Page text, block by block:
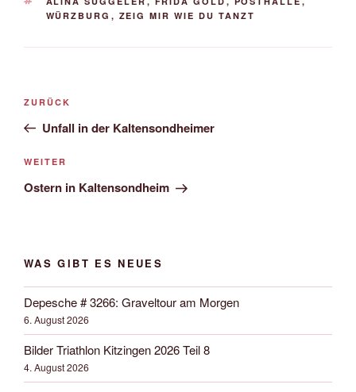
WÜRZBURG , ZEIG MIR WIE DU TANZT
Beitrags-
Vorheriger
Beitrag
ZURÜCK
Unfall in der Kaltensondheimer
Nächster
Beitrag
WEITER
Ostern in Kaltensondheim
WAS GIBT ES NEUES
Depesche # 3266: Graveltour am Morgen
6. August 2026
Bilder Triathlon Kitzingen 2026 Teil 8
4. August 2026